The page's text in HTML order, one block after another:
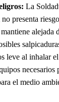
La
presenta
alejada
leve al inhalar
el medio